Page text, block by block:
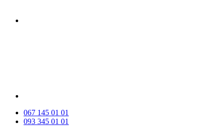
067 145 01 01
093 345 01 01